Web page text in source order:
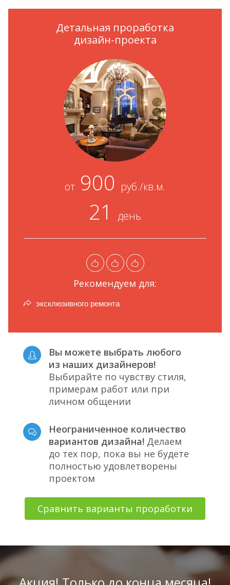
Детальная проработка
дизайн-проекта
от 900 руб./кв.м.
21 день
Рекомендуем для:
эксклюзивного ремонта
Вы можете выбрать любого
из наших дизайнеров!
Выбирайте по чувству стиля,
примерам работ или при
личном общении
Неограниченное количество
вариантов дизайна! Делаем
до тех пор, пока вы не будете
полностью удовлетворены
проектом
Сравнить варианты проработки